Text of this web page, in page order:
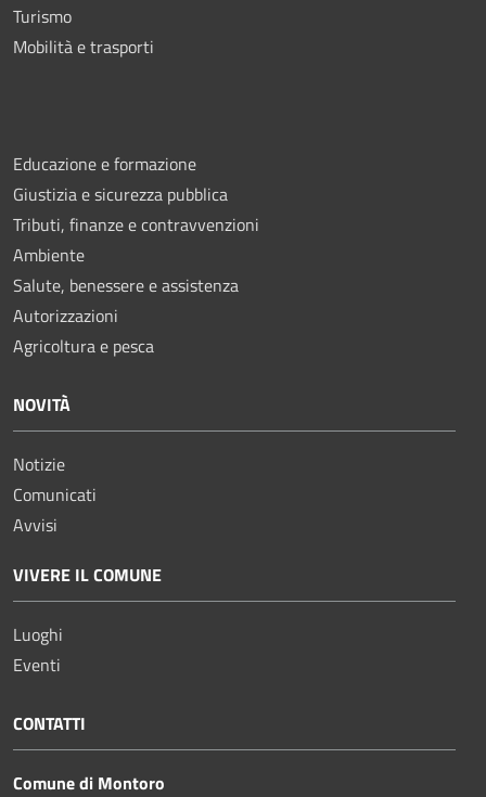
Turismo
Mobilità e trasporti
Educazione e formazione
Giustizia e sicurezza pubblica
Tributi, finanze e contravvenzioni
Ambiente
Salute, benessere e assistenza
Autorizzazioni
Agricoltura e pesca
NOVITÀ
Notizie
Comunicati
Avvisi
VIVERE IL COMUNE
Luoghi
Eventi
CONTATTI
Comune di Montoro